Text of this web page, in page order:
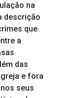
na
descrição
que
a
das
e fora
seus